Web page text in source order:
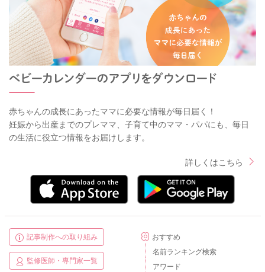
赤ちゃんの成長にあったママに必要な情報が毎日届く！
妊娠から出産までのプレママ、子育て中のママ・パパにも、毎日
の生活に役立つ情報をお届けします。
詳しくはこちら
記事制作への取り組み
監修医師・専門家一覧
おすすめ
名前ランキング検索
アワード